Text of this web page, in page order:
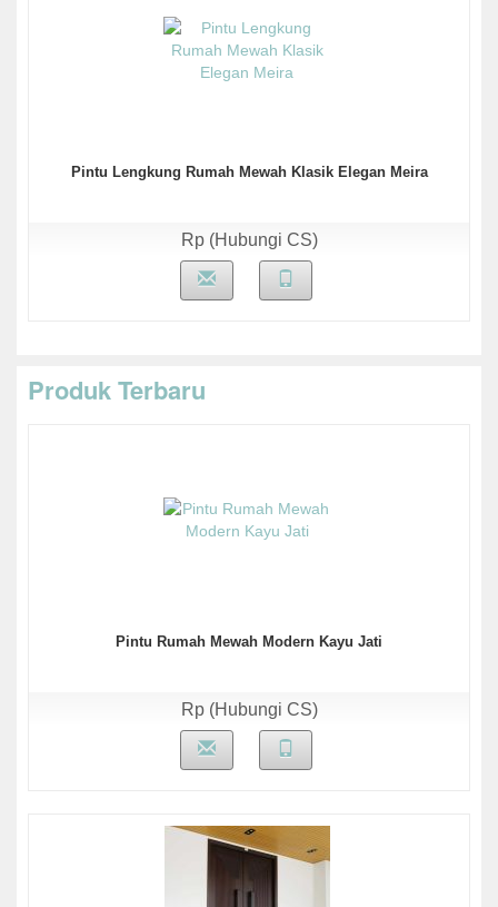
Pintu Lengkung Rumah Mewah Klasik Elegan Meira
Rp (Hubungi CS)
Produk Terbaru
Pintu Rumah Mewah Modern Kayu Jati
Rp (Hubungi CS)